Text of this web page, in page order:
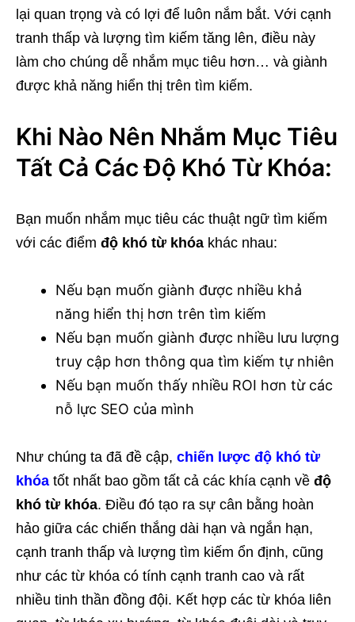
lại quan trọng và có lợi để luôn nắm bắt. Với cạnh
tranh thấp và lượng tìm kiếm tăng lên, điều này
làm cho chúng dễ nhắm mục tiêu hơn… và giành
được khả năng hiển thị trên tìm kiếm.
Khi Nào Nên Nhắm Mục Tiêu
Tất Cả Các Độ Khó Từ Khóa:
Bạn muốn nhắm mục tiêu các thuật ngữ tìm kiếm
với các điểm độ khó từ khóa khác nhau:
Nếu bạn muốn giành được nhiều khả
năng hiển thị hơn trên tìm kiếm
Nếu bạn muốn giành được nhiều lưu lượng
truy cập hơn thông qua tìm kiếm tự nhiên
Nếu bạn muốn thấy nhiều ROI hơn từ các
nỗ lực SEO của mình
Như chúng ta đã đề cập, chiến lược độ khó từ
khóa tốt nhất bao gồm tất cả các khía cạnh về độ
khó từ khóa. Điều đó tạo ra sự cân bằng hoàn
hảo giữa các chiến thắng dài hạn và ngắn hạn,
cạnh tranh thấp và lượng tìm kiếm ổn định, cũng
như các từ khóa có tính cạnh tranh cao và rất
nhiều tinh thần đồng đội. Kết hợp các từ khóa liên